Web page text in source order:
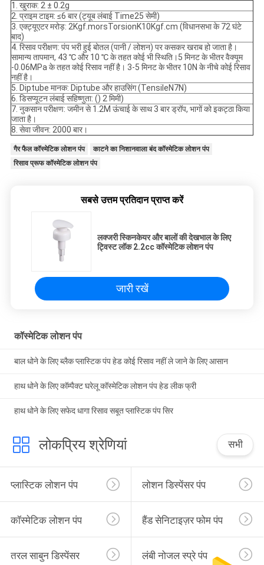
1. खुराक: 2 ± 0.2g
2. प्राइम टाइम: ≤6 बार (ट्यूब लंबाई Time25 सेमी)
3. एक्ट्यूएटर मरोड़: 2Kgf.morsTorsionK10Kgf.cm (विधानसभा के 72 घंटे
बाद)
4. रिसाव परीक्षण: पंप भरी हुई बोतल (पानी / लोशन) पर कसकर खराब हो जाता है।
सामान्य तापमान, 43 ℃ और 10 ℃ के तहत कोई भी स्थिति।5 मिनट के भीतर वैक्यूम
-0.06MPa के तहत कोई रिसाव नहीं है। 3-5 मिनट के भीतर 10N के नीचे कोई रिसाव
नहीं है।
5. Diptube मानक: Diptube और हाउसिंग (TensileN7N)
6. डिसप्यूटन लंबाई सहिष्णुता: () 2 मिमी)
7. नुकसान परीक्षण: जमीन से 1.2M ऊंचाई के साथ 3 बार ड्रॉप, भागों को इकट्ठा किया
जाता है।
8. सेवा जीवन: 2000 बार।
गैर फैल कॉस्मेटिक लोशन पंप
काटने का निशानवाला बंद कॉस्मेटिक लोशन पंप
रिसाव प्रूफ कॉस्मेटिक लोशन पंप
सबसे उत्तम प्रतिदान प्राप्त करें
लक्जरी स्किनकेयर और बालों की देखभाल के लिए
ट्विस्ट लॉक 2.2cc कॉस्मेटिक लोशन पंप
जारी रखें
कॉस्मेटिक लोशन पंप
बाल धोने के लिए ब्लैक प्लास्टिक पंप हेड कोई रिसाव नहीं ले जाने के लिए आसान
हाथ धोने के लिए कॉम्पैक्ट घरेलू कॉस्मेटिक लोशन पंप हेड लीक फ्री
हाथ धोने के लिए सफेद धागा रिसाव सबूत प्लास्टिक पंप सिर
लोकप्रिय श्रेणियां सभी
प्लास्टिक लोशन पंप लोशन डिस्पेंसर पंप
कॉस्मेटिक लोशन पंप हैंड सेनिटाइज़र फोम पंप
तरल साबुन डिस्पेंसर लंबी नोजल स्प्रे पंप